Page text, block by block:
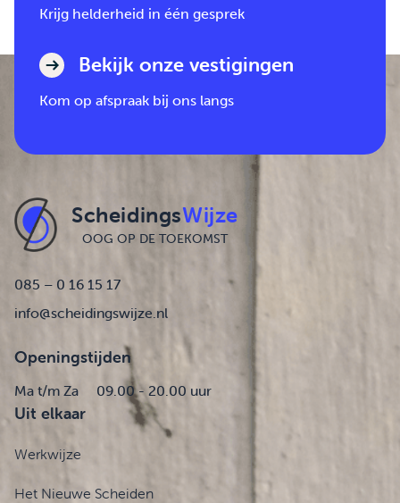
Krijg helderheid in één gesprek
Bekijk onze vestigingen
Kom op afspraak bij ons langs
ScheidingsWijze
OOG OP DE TOEKOMST
085 – 0 16 15 17
info@scheidingswijze.nl
Openingstijden
Ma t/m Za 09.00 - 20.00 uur
Uit elkaar
Werkwijze
Het Nieuwe Scheiden